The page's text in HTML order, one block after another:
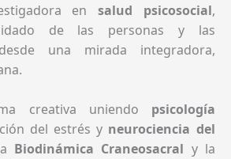
en salud psicosocial,
de las personas y las
una mirada integradora,
creativa uniendo psicología
del estrés y neurociencia del
Biodinámica Craneosacral y la